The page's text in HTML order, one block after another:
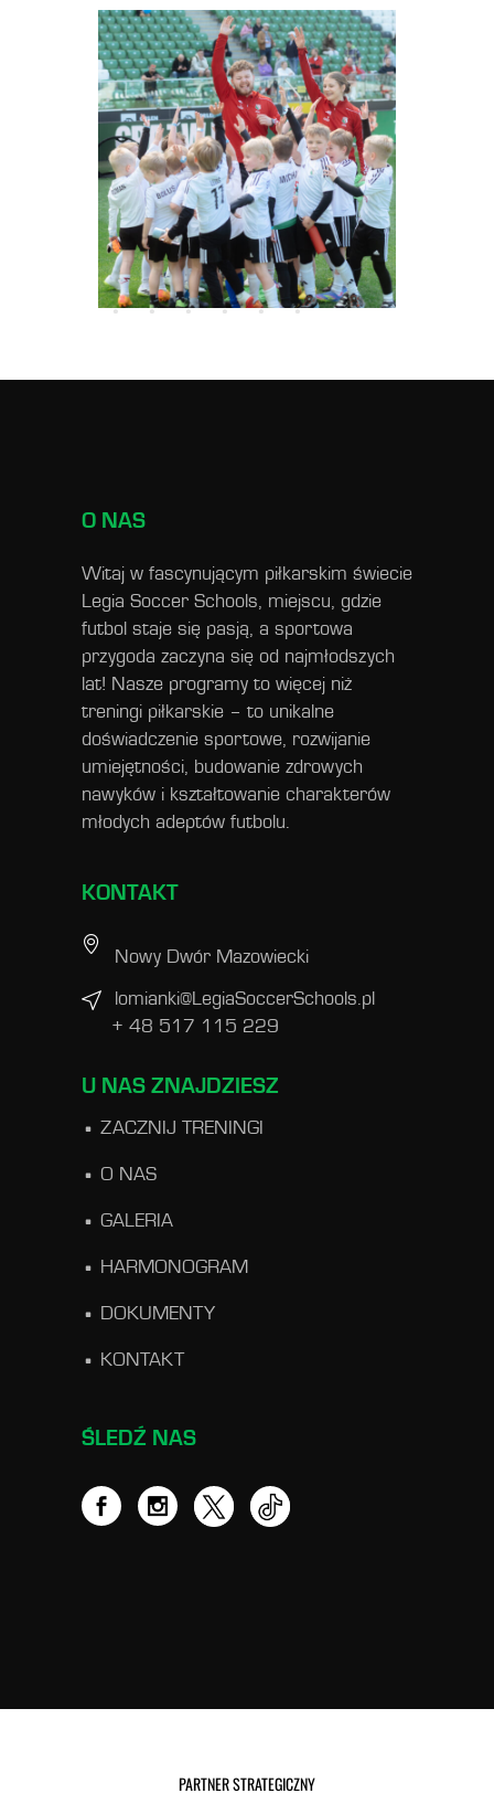
O NAS
Witaj w fascynującym piłkarskim świecie
Legia Soccer Schools, miejscu, gdzie
futbol staje się pasją, a sportowa
przygoda zaczyna się od najmłodszych
lat! Nasze programy to więcej niż
treningi piłkarskie – to unikalne
doświadczenie sportowe, rozwijanie
umiejętności, budowanie zdrowych
nawyków i kształtowanie charakterów
młodych adeptów futbolu.
KONTAKT
Nowy Dwór Mazowiecki
lomianki@LegiaSoccerSchools.pl
+ 48 517 115 229
U NAS ZNAJDZIESZ
ZACZNIJ TRENINGI
O NAS
GALERIA
HARMONOGRAM
DOKUMENTY
KONTAKT
ŚLEDŹ NAS
PARTNER STRATEGICZNY